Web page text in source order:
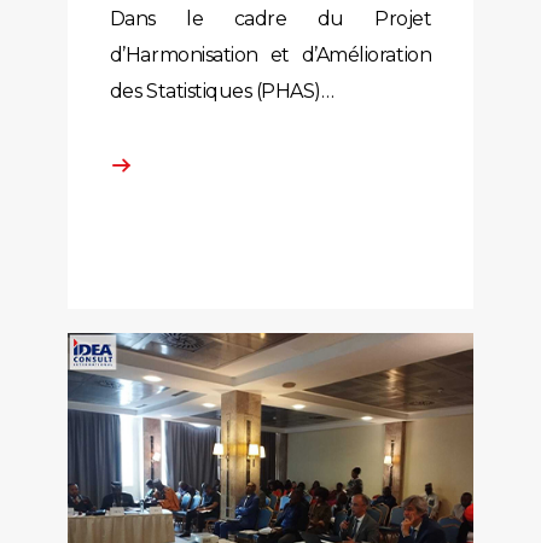
Dans le cadre du Projet
d’Harmonisation et d’Amélioration
des Statistiques (PHAS)…